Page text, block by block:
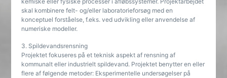
skal kombinere felt- og/eller laboratorieforsøg med en
konceptuel forståelse, f.eks. ved udvikling eller anvendelse af
numeriske modeller.
3. Spildevandsrensning
Projektet fokuseres på et teknisk aspekt af rensning af
kommunalt eller industrielt spildevand. Projektet benytter en eller
flere af følgende metoder: Eksperimentelle undersøgelser på